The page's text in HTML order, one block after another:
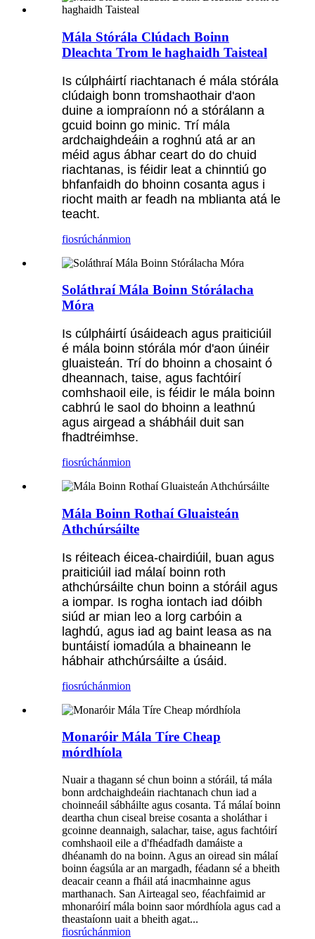
Mála Stórála Clúdach Boinn
Dleachta Trom le haghaidh Taisteal
Is cúlpháirtí riachtanach é mála stórála
clúdaigh bonn tromshaothair d'aon
duine a iompraíonn nó a stórálann a
gcuid boinn go minic. Trí mála
ardchaighdeáin a roghnú atá ar an
méid agus ábhar ceart do do chuid
riachtanas, is féidir leat a chinntiú go
bhfanfaidh do bhoinn cosanta agus i
riocht maith ar feadh na mblianta atá le
teacht.
fiosrúchánmion
Soláthraí Mála Boinn Stórálacha
Móra
Is cúlpháirtí úsáideach agus praiticiúil
é mála boinn stórála mór d'aon úinéir
gluaisteán. Trí do bhoinn a chosaint ó
dheannach, taise, agus fachtóirí
comhshaoil ​​eile, is féidir le mála boinn
cabhrú le saol do bhoinn a leathnú
agus airgead a shábháil duit san
fhadtréimhse.
fiosrúchánmion
Mála Boinn Rothaí Gluaisteán
Athchúrsáilte
Is réiteach éicea-chairdiúil, buan agus
praiticiúil iad málaí boinn roth
athchúrsáilte chun boinn a stóráil agus
a iompar. Is rogha iontach iad dóibh
siúd ar mian leo a lorg carbóin a
laghdú, agus iad ag baint leasa as na
buntáistí iomadúla a bhaineann le
hábhair athchúrsáilte a úsáid.
fiosrúchánmion
Monaróir Mála Tíre Cheap
mórdhíola
Nuair a thagann sé chun boinn a stóráil, tá mála
bonn ardchaighdeáin riachtanach chun iad a
choinneáil sábháilte agus cosanta. Tá málaí boinn
deartha chun ciseal breise cosanta a sholáthar i
gcoinne deannaigh, salachar, taise, agus fachtóirí
comhshaoil ​​eile a d'fhéadfadh damáiste a
dhéanamh do na boinn. Agus an oiread sin málaí
boinn éagsúla ar an margadh, féadann sé a bheith
deacair ceann a fháil atá inacmhainne agus
marthanach. San Airteagal seo, féachfaimid ar
mhonaróirí mála boinn saor mórdhíola agus cad a
theastaíonn uait a bheith agat...
fiosrúchánmion